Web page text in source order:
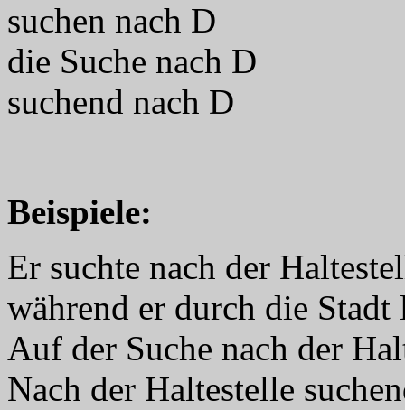
suchen nach D
die Suche nach D
suchend nach D
Beispiele:
Er suchte nach der
während er durch die Stadt
Auf der Suche nach der
Nach der Haltestelle